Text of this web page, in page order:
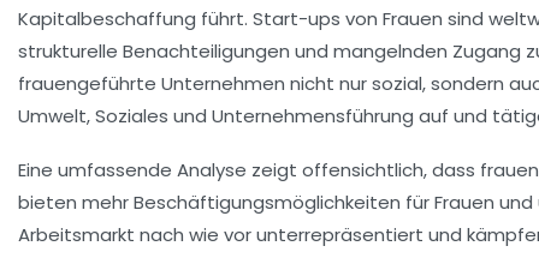
Kapitalbeschaffung führt. Start-ups von Frauen sind
strukturelle Benachteiligungen und mangelnden Zugang
frauengeführte Unternehmen nicht nur sozial, sondern
Umwelt, Soziales und Unternehmensführung auf und
Eine umfassende Analyse zeigt offensichtlich, dass
bieten mehr Beschäftigungsmöglichkeiten für Frauen
Arbeitsmarkt nach wie vorunterrepräsentiert und